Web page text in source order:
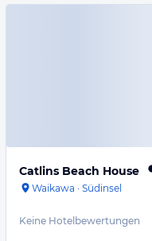
Catlins Beach House
Waikawa · Südinsel
Keine Hotelbewertungen